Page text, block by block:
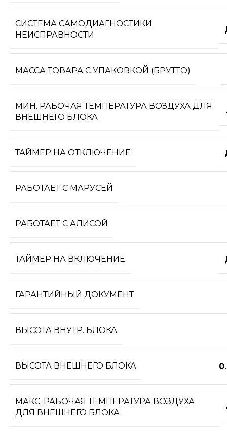
СИСТЕМА САМОДИАГНОСТИКИ
НЕИСПРАВНОСТИ
МАССА ТОВАРА С УПАКОВКОЙ (БРУТТО)
МИН. РАБОЧАЯ ТЕМПЕРАТУРА ВОЗДУХА ДЛЯ
ВНЕШНЕГО БЛОКА
ТАЙМЕР НА ОТКЛЮЧЕНИЕ
РАБОТАЕТ С МАРУСЕЙ
РАБОТАЕТ С АЛИСОЙ
ТАЙМЕР НА ВКЛЮЧЕНИЕ
ГАРАНТИЙНЫЙ ДОКУМЕНТ
ВЫСОТА ВНУТР. БЛОКА
ВЫСОТА ВНЕШНЕГО БЛОКА
МАКС. РАБОЧАЯ ТЕМПЕРАТУРА ВОЗДУХА
ДЛЯ ВНЕШНЕГО БЛОКА